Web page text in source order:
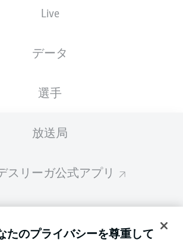
Live
データ
選手
放送局
スリーガ公式アプリ
タジー・マネジャー
ングメンバーは試合開始の 60分前
たのプライバシーを尊重して